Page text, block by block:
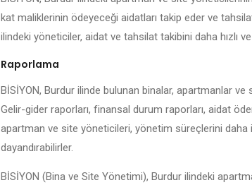
kat maliklerinin ödeyeceği aidatları takip eder ve
ilindeki yöneticiler, aidat ve tahsilat takibini daha hızlı
Raporlama
BİSİYON, Burdur ilinde bulunan binalar, apartmanlar ve
Gelir-gider raporları, finansal durum raporları, aidat
apartman ve site yöneticileri, yönetim süreçlerini daha
dayandırabilirler.
BİSİYON (Bina ve Site Yönetimi), Burdur ilindeki